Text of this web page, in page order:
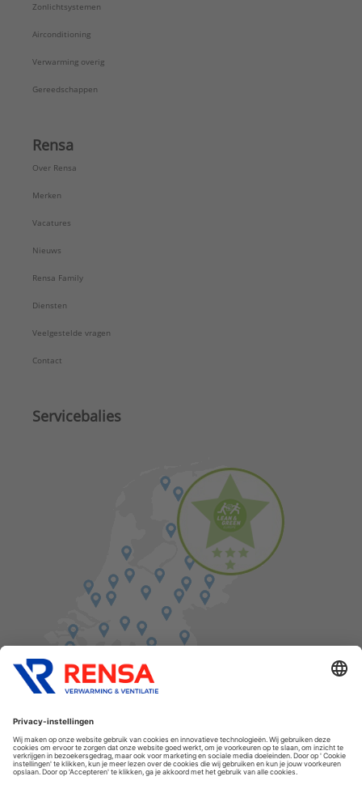
Zonlichtsystemen
Airconditioning
Verwarming overig
Gereedschappen
Rensa
Over Rensa
Merken
Vacatures
Nieuws
Rensa Family
Diensten
Veelgestelde vragen
Contact
Servicebalies
Cookies